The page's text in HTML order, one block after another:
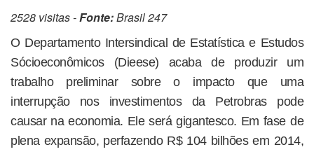
2528 visitas -Fonte:Brasil 247
O Departamento Intersindical de Estatística e Estudos
Sócioeconômicos (Dieese) acaba de produzir um
trabalho preliminar sobre o impacto que uma
interrupção nos investimentos da Petrobras pode
causar na economia. Ele será gigantesco. Em fase de
plena expansão, perfazendo R$ 104 bilhões em 2014,